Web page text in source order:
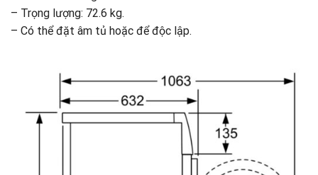
– Trọng lượng: 72.6 kg.
– Có thể đặt âm tủ hoặc để độc lập.